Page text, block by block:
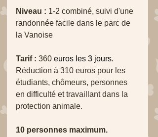
Niveau : 1-2 combiné, suivi d'une
randonnée facile dans le parc de
la Vanoise
Tarif : 360 euros les 3 jours.
Réduction à 310 euros pour les
étudiants, chômeurs, personnes
en difficulté et travaillant dans la
protection animale.
10 personnes maximum.